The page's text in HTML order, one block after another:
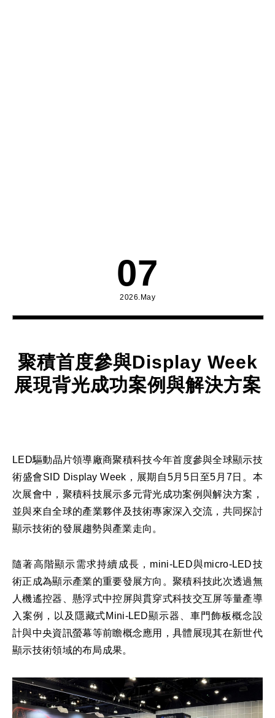
07
2026.May
聚積首度參與Display Week
展現背光成功案例與解決方案
LED驅動晶片領導廠商聚積科技今年首度參與全球顯示技
術盛會SID Display Week，展期自5月5日至5月7日。本
次展會中，聚積科技展示多元背光成功案例與解決方案，
並與來自全球的產業夥伴及技術專家深入交流，共同探討
顯示技術的發展趨勢與產業走向。
隨著高階顯示需求持續成長，mini-LED與micro-LED技
術正成為顯示產業的重要發展方向。聚積科技此次透過無
人機遙控器、懸浮式中控屏與貫穿式科技交互屏等量產導
入案例，以及隱藏式Mini-LED顯示器、車門飾板概念設
計與中央資訊螢幕等前瞻概念應用，具體展現其在新世代
顯示技術領域的布局成果。